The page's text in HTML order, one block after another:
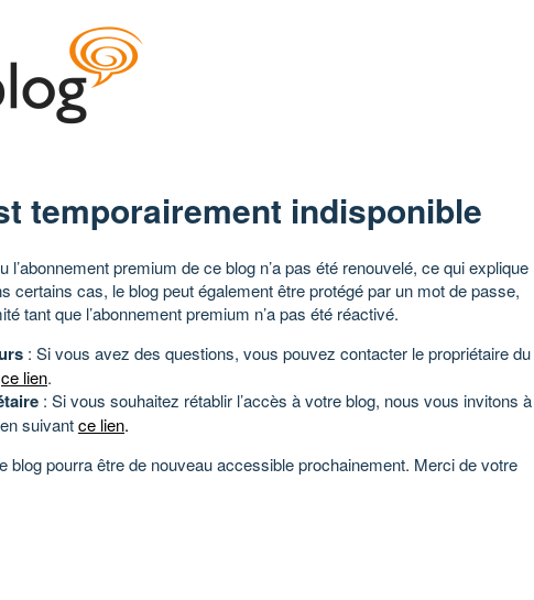
temporairement indisponible
l’abonnement premium de ce blog n’a pas été renouvelé, ce qui explique
certains cas, le blog peut également être protégé par un mot de passe,
tant que l’abonnement premium n’a pas été réactivé.
: Si vous avez des questions, vous pouvez contacter le propriétaire du
ce lien.
: Si vous souhaitez rétablir l’accès à votre blog, nous vous invitons à
suivantce lien.
blog pourra être de nouveau accessible prochainement. Merci de votre